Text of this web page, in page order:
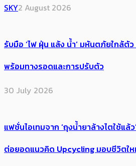
SKY2 August 2026
รับมือ ‘ไฟ ฝุ่น แล้ง น้ำ’ มหันตภัยใกล้ตัว
พร้อมทางรอดและการปรับตัว
30 July 2026
แฟชั่นไอเทมจาก ‘ถุงน้ำยาล้างไตใช้แล้
ต่อยอดแนวคิด Upcycling มอบชีวิตให